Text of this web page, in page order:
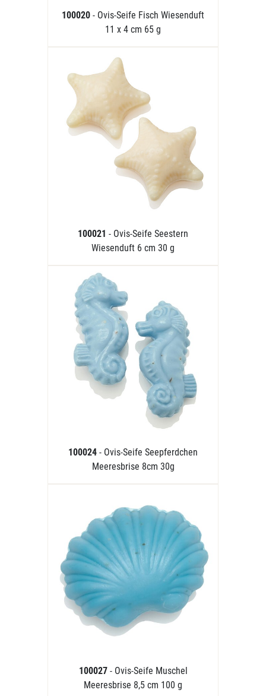
100020 - Ovis-Seife Fisch Wiesenduft
11 x 4 cm 65 g
100021 - Ovis-Seife Seestern
Wiesenduft 6 cm 30 g
100024 - Ovis-Seife Seepferdchen
Meeresbrise 8cm 30g
100027 - Ovis-Seife Muschel
Meeresbrise 8,5 cm 100 g